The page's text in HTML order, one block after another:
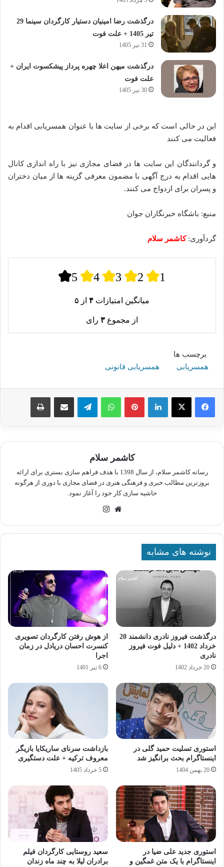
درگذشت رضا امینیان دستیار کارگردان سینما 29
تیر 1405 + علت فوت
31 تیر 1405
درگذشت میهن اعلا چهره پرداز پیشکسوت ایران +
علت فوت
30 تیر 1405
این در حالی است که برخی از سایت ها با عنوان همسریابی اقدام به
فعالیت می کنند
و گردانندگان این سایت ها در فضای مجازی نیز با راه اندازی کانال
هایی اقدام به درج آگهی با مضمون معرفی گزینه ها از میان دختران
و پسران برای ازدواج می کنند.
منبع: باشگاه خبرنگاران جوان
گردآوری:کاشمر سلام
5 4 3 2 1
میانگین امتیازات ۴ از ۵
از مجموع ۳ رای
برچسب ها
همسریابی
همسریابی قانونی
لینکدین پینترستواتس آپ تلگرام اشتراک گذاری از طریق ایمیل چاپ
کاشمر سلام
رسانه کاشمر سلام، از سال 1398 با هدف فراهم سازی بستری برای ارائه
بروزترین مطالب خبری و فرهنگی هنری در فضای مجازی با دوری از هرگونه
حاشیه سازی کار خود را آغاز نمود.
وبسایت
نوشته های مشابه
درگذشت فیروز نادری دانشمند 20
خرداد 1402 + دلیل فوت فیروز
نادری
20 خرداد 1402
از هوش رفتن کارگردان تصویری
کنسرت احسان دریادل در زمان
اجرا
6 تیر 1401
استوری تسلیت حمید گلی در
اینستاگرام بحث برانگیز شد
20 بهمن 1404
بازداشت سرنای ساریکایا بازیگر
معروف ترکیه + علت دستگیری
5 خرداد 1405
استوری جدید علی ضیا در
اینستاگرام با یک متن غمگین و
سعید روستایی کارگردان فیلم
برادران لیلا به چند ماه زندان